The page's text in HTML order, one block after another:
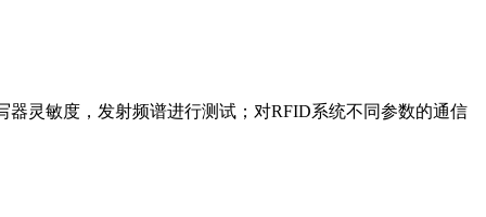
灵敏度，发射频谱进行测试；对RFID系统不同参数的通信